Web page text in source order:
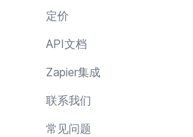
定价
API文档
Zapier集成
联系我们
常见问题